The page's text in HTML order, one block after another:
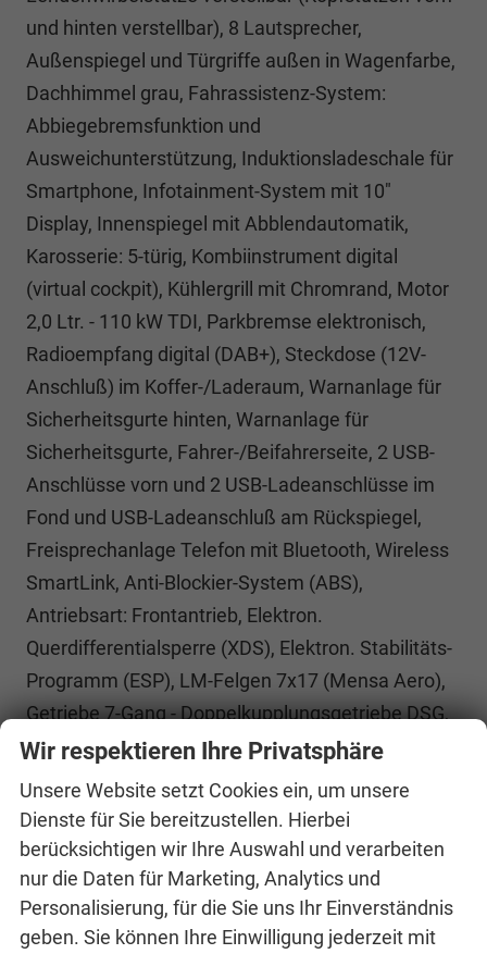
und hinten verstellbar), 8 Lautsprecher,
Außenspiegel und Türgriffe außen in Wagenfarbe,
Dachhimmel grau, Fahrassistenz-System:
Abbiegebremsfunktion und
Ausweichunterstützung, Induktionsladeschale für
Smartphone, Infotainment-System mit 10"
Display, Innenspiegel mit Abblendautomatik,
Karosserie: 5-türig, Kombiinstrument digital
(virtual cockpit), Kühlergrill mit Chromrand, Motor
2,0 Ltr. - 110 kW TDI, Parkbremse elektronisch,
Radioempfang digital (DAB+), Steckdose (12V-
Anschluß) im Koffer-/Laderaum, Warnanlage für
Sicherheitsgurte hinten, Warnanlage für
Sicherheitsgurte, Fahrer-/Beifahrerseite, 2 USB-
Anschlüsse vorn und 2 USB-Ladeanschlüsse im
Fond und USB-Ladeanschluß am Rückspiegel,
Freisprechanlage Telefon mit Bluetooth, Wireless
SmartLink, Anti-Blockier-System (ABS),
Antriebsart: Frontantrieb, Elektron.
Querdifferentialsperre (XDS), Elektron. Stabilitäts-
Programm (ESP), LM-Felgen 7x17 (Mensa Aero),
Getriebe 7-Gang - Doppelkupplungsgetriebe DSG,
Klimaanlage Climatronic 2-Zonen, Airbag
Beifahrerseite abschaltbar, Airbag
Fahrer-/Beifahrerseite, Fensterheber elektrisch
vorn + hinten, Isofix-Aufnahmen für Kindersitz an
Beifahrersitz und Rücksitze außen (inkl. Top
Tether), Knieairbag Fahrerseite, Kopf-Airbag-
System, Mittelarmlehne vorn, Rücksitz geteilt /
Wir respektieren Ihre Privatsphäre
Unsere Website setzt Cookies ein, um unsere
Dienste für Sie bereitzustellen. Hierbei
berücksichtigen wir Ihre Auswahl und verarbeiten
nur die Daten für Marketing, Analytics und
Personalisierung, für die Sie uns Ihr Einverständnis
geben. Sie können Ihre Einwilligung jederzeit mit